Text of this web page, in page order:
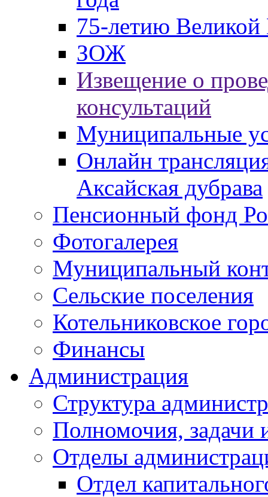
75-летию
ЗОЖ
Извещение о
консультаций
Муниципальные
Онлайн
Аксайская дубрава
Пенсионный фонд
Фотогалерея
Муниципальный
Сельские поселения
Котельниковское
Финансы
Администрация
Структура
Полномочия, задачи
Отделы
Отдел